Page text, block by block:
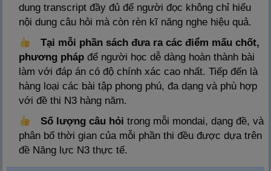
dung transcript đầy đủ để người đọc không chỉ hiểu
nội dung câu hỏi mà còn rèn kĩ năng nghe hiệu quả.
Tại mỗi phần sách đưa ra các điểm mấu chốt,
phương pháp để người học dễ dàng hoàn thành bài
làm với đáp án có độ chính xác cao nhất. Tiếp đến là
hàng loại các bài tập phong phú, đa dạng và phù hợp
với đề thi N3 hàng năm.
Số lượng câu hỏi trong mỗi mondai, dạng đề, và
phân bổ thời gian của mỗi phần thi đều được dựa trên
đề Năng lực N3 thực tế.